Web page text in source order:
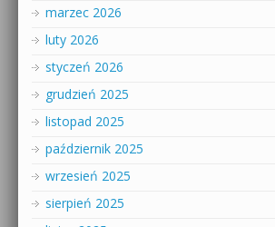
marzec 2026
luty 2026
styczeń 2026
grudzień 2025
listopad 2025
październik 2025
wrzesień 2025
sierpień 2025